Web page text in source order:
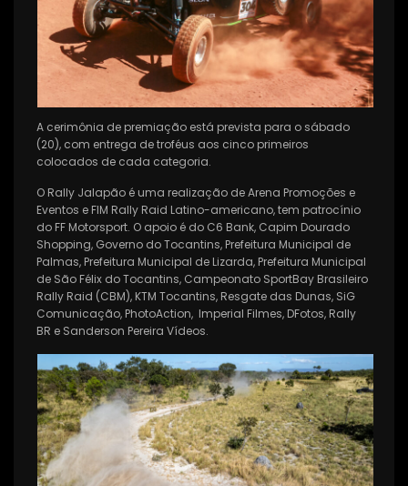
A cerimônia de premiação está prevista para o sábado
(20), com entrega de troféus aos cinco primeiros
colocados de cada categoria.
O Rally Jalapão é uma realização de Arena Promoções e
Eventos e FIM Rally Raid Latino-americano, tem patrocínio
do FF Motorsport. O apoio é do C6 Bank, Capim Dourado
Shopping, Governo do Tocantins, Prefeitura Municipal de
Palmas, Prefeitura Municipal de Lizarda, Prefeitura Municipal
de São Félix do Tocantins, Campeonato SportBay Brasileiro
Rally Raid (CBM), KTM Tocantins, Resgate das Dunas, SiG
Comunicação, PhotoAction, Imperial Filmes, DFotos, Rally
BR e Sanderson Pereira Vídeos.